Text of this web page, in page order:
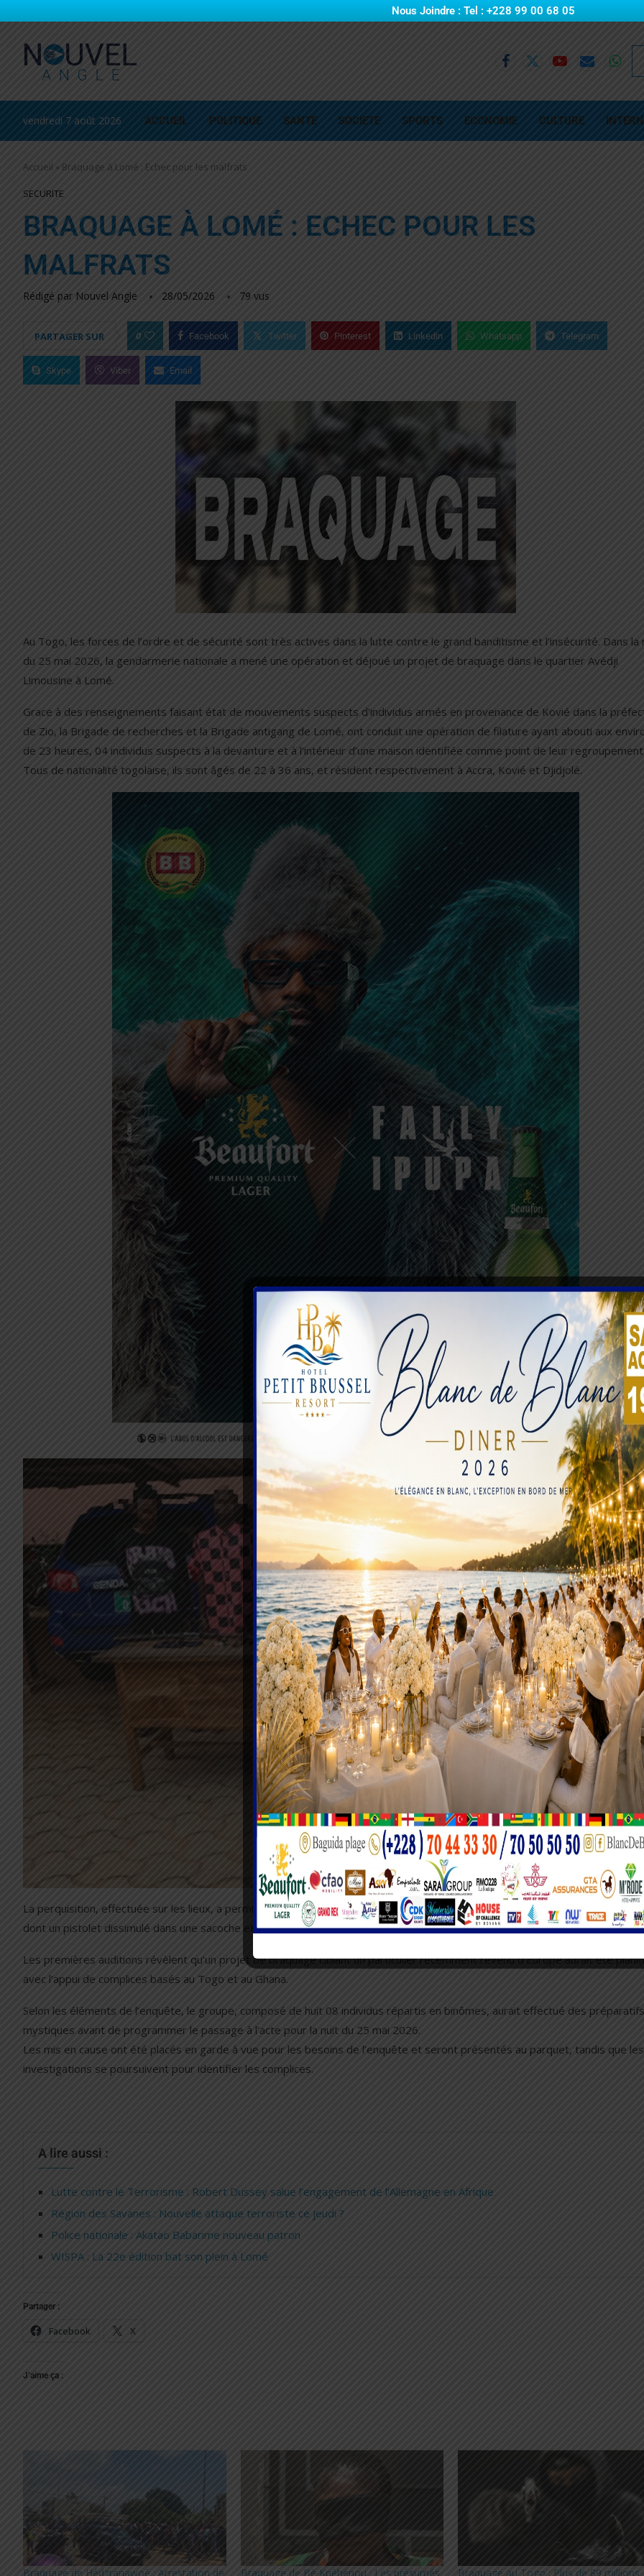
Nous Joindre : Tel : +228 99 00 68 05
vendredi 7 août 2026 ACCUEIL POLITIQUE SANTE SOCIETE SPORTS ECONOMIE CULTURE
Accueil » Braquage à Lomé : Echec pour les malfrats
SECURITE
BRAQUAGE À LOMÉ : ECHEC POUR LES
MALFRATS
Rédigé par Nouvel Angle 28/05/2026 79 vus
PARTAGER SUR 0 Facebook Twitter Pinterest Linkedin Whatsapp Telegram
Skype Viber Email
Au Togo, les forces de l’ordre et de sécurité sont très actives dans la lutte contre le grand banditisme et l’insécurité. Dans la
du 25 mai 2026, la gendarmerie nationale a mené une opération et déjoué un projet de braquage dans le quartier Avédji
Limousine à Lomé.
Grace à des renseignements faisant état de mouvements suspects d’individus armés en provenance de Kovié dans la
de Zio, la Brigade de recherches et la Brigade antigang de Lomé, ont conduit une opération de filature ayant abouti aux
de 23 heures, 04 individus suspects à la devanture et à l’intérieur d’une maison identifiée comme point de leur
Tous de nationalité togolaise, ils sont âgés de 22 à 36 ans, et résident respectivement à Accra, Kovié et Djidjolé.
La perquisition, effectuée sur les lieux, a permis à la gendarmerie nationale, la saisie de 02 armes à feu de fabrication
dont un pistolet dissimulé dans une sacoche et un fusil démonté, 03 motos et 04 téléphones portables.
Les premières auditions révèlent qu’un projet de braquage ciblant un particulier récemment revenu d’Europe aurait été
avec l’appui de complices basés au Togo et au Ghana.
Selon les éléments de l’enquête, le groupe, composé de huit 08 individus répartis en binômes, aurait effectué des préparatifs
mystiques avant de programmer le passage à l’acte pour la nuit du 25 mai 2026.
Les mis en cause ont été placés en garde à vue pour les besoins de l’enquête et seront présentés au parquet, tandis que les
investigations se poursuivent pour identifier les complices.
A lire aussi :
Lutte contre le Terrorisme : Robert Dussey salue l’engagement de l’Allemagne en Afrique
Région des Savanes : Nouvelle attaque terroriste ce jeudi ?
Police nationale : Akatao Babarime nouveau patron
WISPA : La 22e édition bat son plein à Lomé
Partager :
Facebook X
J’aime ça :
Braquage de Hédzranawoé : Arrestation de Braquage de Bè Kpéhénou : Les présumés Braquage au Togo : Plus de 89 millions